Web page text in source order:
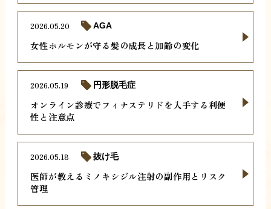
女性ホルモンが守る髪の成長と加齢の変化
2026.05.20 AGA
オンライン診療でフィナステリドを入手する利便
性と注意点
2026.05.19 円形脱毛症
医師が教えるミノキシジル注射の副作用とリスク
管理
2026.05.18 抜け毛